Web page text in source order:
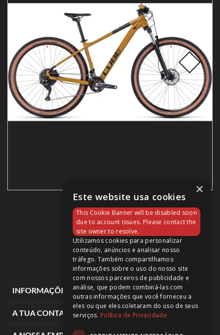
CUBE AIM EX 2023
732,90 €
INFORMAÇÕES DE LOJA
A TUA CONTA
×
Este website usa cookies
This Cookie Banner will be disabled soon
due to account issues. Please contact the
site owner to resolve.
Utilizamos cookies para personalizar
conteúdo, anúncios e analisar nosso
tráfego. Também compartilhamos
informações sobre o uso do nosso site
com nossos parceiros de publicidade e
análise, que podem combiná-las com
outras informações que você forneceu a
eles ou que eles coletaram do uso de seus
serviços. Política de Privacidade